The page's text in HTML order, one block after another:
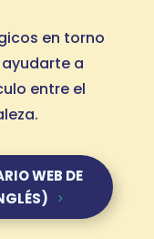
en torno
a
entre el
WEB DE